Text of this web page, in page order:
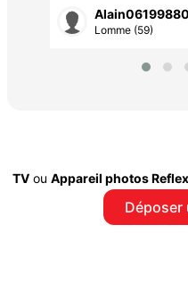
Lomme (59)
TVou Appareil photos Reflex
Déposer